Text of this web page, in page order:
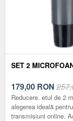
SET 2
179,00 RON
Reducere. etul de 2
alegerea ideală
transmisiuni online.